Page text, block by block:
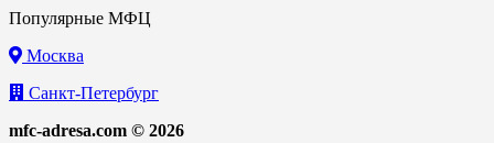
Популярные МФЦ
Москва
Санкт-Петербург
mfc-adresa.com © 2026